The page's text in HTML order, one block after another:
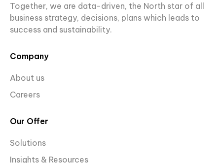
Together, we are data-driven, the North star of all
business strategy, decisions, plans which leads to
success and sustainability.
Company
About us
Careers
Our Offer
Solutions
Insights & Resources